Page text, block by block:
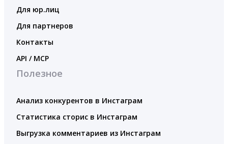
Для юр.лиц
Для партнеров
Контакты
API / MCP
Полезное
Анализ конкурентов в Инстаграм
Статистика сторис в Инстаграм
Выгрузка комментариев из Инстаграм